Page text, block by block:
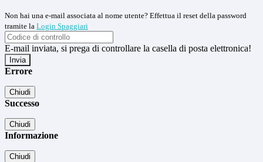
Non hai una e-mail associata al nome utente? Effettua il reset della password
tramite la Login Spaggiari
E-mail inviata, si prega di controllare la casella di posta elettronica!
Errore
Chiudi
Successo
Chiudi
Informazione
Chiudi